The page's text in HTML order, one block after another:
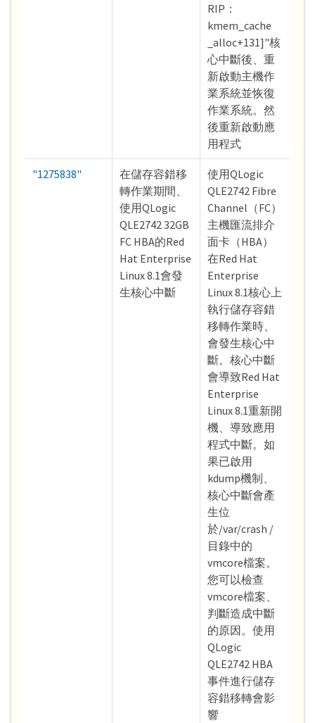
RIP：
kmem_cache
_alloc+131]"核
心中斷後、重
新啟動主機作
業系統並恢復
作業系統。然
後重新啟動應
用程式
"1275838"
在儲存容錯移
轉作業期間、
使用QLogic
QLE2742 32GB
FC HBA的Red
Hat Enterprise
Linux 8.1會發
生核心中斷
使用QLogic
QLE2742 Fibre
Channel（FC）
主機匯流排介
面卡（HBA）
在Red Hat
Enterprise
Linux 8.1核心上
執行儲存容錯
移轉作業時、
會發生核心中
斷。核心中斷
會導致Red Hat
Enterprise
Linux 8.1重新開
機、導致應用
程式中斷。如
果已啟用
kdump機制、
核心中斷會產
生位
於/var/crash /
目錄中的
vmcore檔案。
您可以檢查
vmcore檔案、
判斷造成中斷
的原因。使用
QLogic
QLE2742 HBA
事件進行儲存
容錯移轉會影
響